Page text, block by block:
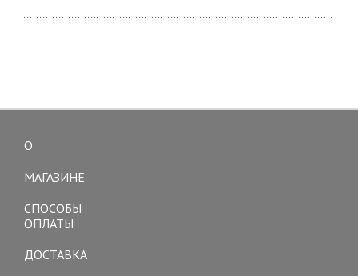
О
МАГАЗИНЕ
СПОСОБЫ
ОПЛАТЫ
ДОСТАВКА